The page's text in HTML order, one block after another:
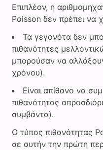
Επιπλέον, η
Poisson δεν πρέπει να
Τα γεγονότα δεν
πιθανότητες
μπορούσαν να
χρόνου).
Είναι απίθανο να
πιθανότητας
συμβάντα).
Ο τύπος πιθανότητας
σε αυτήν την πρώτη